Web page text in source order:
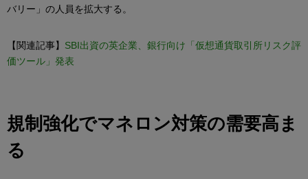
バリー」の人員を拡大する。
【関連記事】 SBI出資の英企業、銀行向け「仮想通貨取引所リスク評
価ツール」発表
規制強化でマネロン対策の需要高ま
る